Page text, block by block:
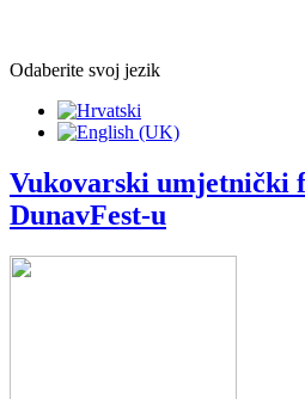
Odaberite svoj jezik
Vukovarski umjetnički
DunavFest-u